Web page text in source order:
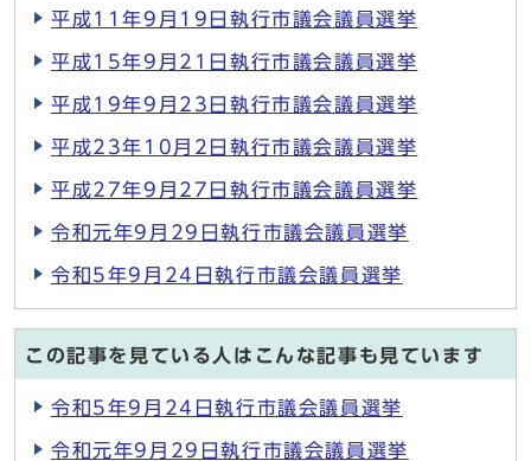
平成11年9月19日執行市議会議員選挙
平成15年9月21日執行市議会議員選挙
平成19年9月23日執行市議会議員選挙
平成23年10月2日執行市議会議員選挙
平成27年9月27日執行市議会議員選挙
令和元年9月29日執行市議会議員選挙
令和5年9月24日執行市議会議員選挙
この記事を見ている人はこんな記事も見ています
令和5年9月24日執行市議会議員選挙
令和元年9月29日執行市議会議員選挙